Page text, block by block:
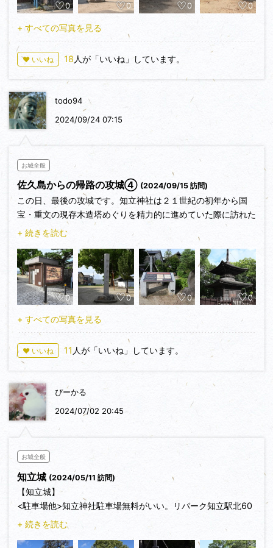
江戸時代には将軍が上洛する際の宿泊所となり、旧東海道が直
旧東海道は公園の北東でクランクしており城の匂いもします。
この道を少し北に曲がり進むと知立神社があります。
先述の説明板にも描かれていました。
ここには於万の方の石碑があります。
結城秀康の母、於万の方の実家でもあり、東海道三社の一つに
も数えられる立派な神社でした。
出張の後延泊しての城めぐりはここまで。
猛暑でバテたのとスマホの充電も怪しくなったので名駅まで戻
ります。
新幹線までの時間はビールでクールダウンしたことは言うまで
もありません🍻
【見どころ】
・側を通る旧東海道のクランク
0 0 0 0
+ すべての写真を見る
♥ いいね 18 人が「いいね」しています。
todo94
2024/09/24 07:15
お城全般
佐久島からの帰路の攻城④ (2024/09/15 訪問)
この日、最後の攻城です。知立神社は２１世紀の初年から国
宝・重文の現存木造塔めぐりを精力的に進めていた際に訪れた
ことがありましたが、古城址は初めてです。旧東海道を散策し
+ 続きを読む
0 0 0 0
+ すべての写真を見る
♥ いいね 11 人が「いいね」しています。
ぴーかる
2024/07/02 20:45
お城全般
知立城 (2024/05/11 訪問)
【知立城】
<駐車場他>知立神社駐車場無料がいい。リパーク知立駅北60
分220円に駐車しました。
+ 続きを読む